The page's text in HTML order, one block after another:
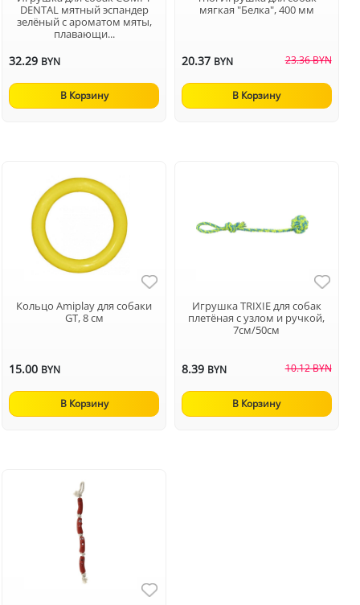
DENTAL мятный эспандер
зелёный с ароматом мяты,
плавающи...
32.29 BYN
В Корзину
мягкая "Белка", 400 мм
20.37 BYN 23.36 BYN
В Корзину
Кольцо Аmiplay для собаки
GT, 8 см
15.00 BYN
В Корзину
Игрушка TRIXIE для собак
плетёная с узлом и ручкой,
7см/50см
8.39 BYN 10.12 BYN
В Корзину